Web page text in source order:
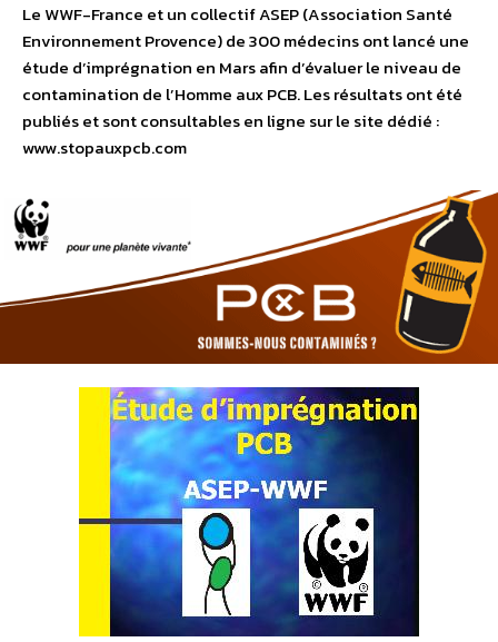
Le WWF-France et un collectif ASEP (Association Santé
Environnement Provence) de 300 médecins ont lancé une
étude d’imprégnation en Mars afin d’évaluer le niveau de
contamination de l’Homme aux PCB. Les résultats ont été
publiés et sont consultables en ligne sur le site dédié :
www.stopauxpcb.com